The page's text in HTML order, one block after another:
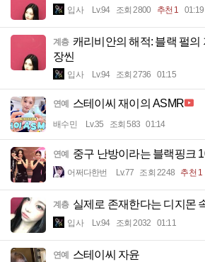
입사 Lv.94 조회 2800 추천 1 01:19
계층 캐리비안의 해적: 블랙 펄의
장씬
입사 Lv.94 조회 2736 01:15
연예 스테이씨 재이의 ASMR
배수민 Lv.35 조회 583 01:14
연예 중구 난방이라는 블랙핑크
어쩌다한번 Lv.77 조회 2248 추천 1
계층 실제로 존재한다는 디지몬
입사 Lv.94 조회 2032 01:11
연예 스테이씨 자윤